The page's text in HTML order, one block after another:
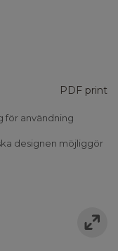
PDF print
för användning
designen möjliggör